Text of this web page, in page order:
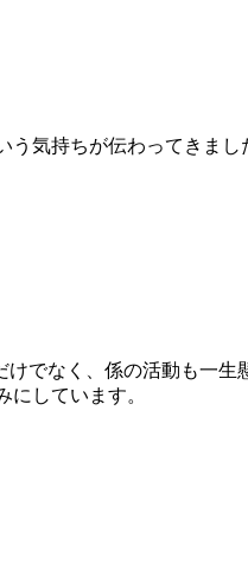
気持ちが伝わってきま
でなく、係の活動も一
しています。